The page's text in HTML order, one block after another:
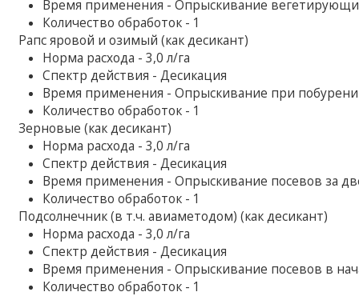
Время применения - Опрыскивание
Количество обработок - 1
Рапс яровой и озимый (как десикант)
Норма расхода - 3,0 л/га
Спектр действия - Десикация
Время применения - Опрыскивание при
Количество обработок - 1
Зерновые (как десикант)
Норма расхода - 3,0 л/га
Спектр действия - Десикация
Время применения - Опрыскивание посевов за
Количество обработок - 1
Подсолнечник (в т.ч. авиаметодом) (как десикант)
Норма расхода - 3,0 л/га
Спектр действия - Десикация
Время применения - Опрыскивание посевов в
Количество обработок - 1